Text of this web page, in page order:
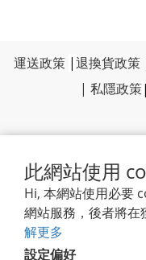
此網站使用
Hi, 本網站使用必要
網站服務，後者將在
解更多
設定偏好
運送政策 |退換貨政策
| 私隱政策|